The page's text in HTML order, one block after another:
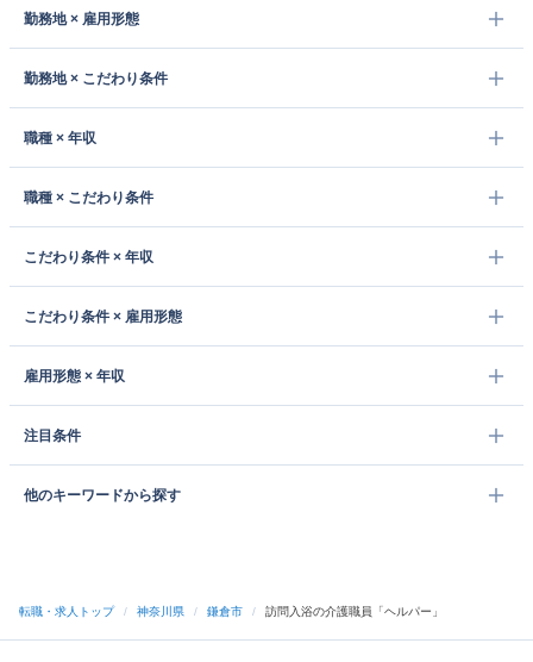
勤務地 × 雇用形態
勤務地 × こだわり条件
職種 × 年収
職種 × こだわり条件
こだわり条件 × 年収
こだわり条件 × 雇用形態
雇用形態 × 年収
注目条件
他のキーワードから探す
転職・求人トップ / 神奈川県 / 鎌倉市 / 訪問入浴の介護職員「ヘルパー」